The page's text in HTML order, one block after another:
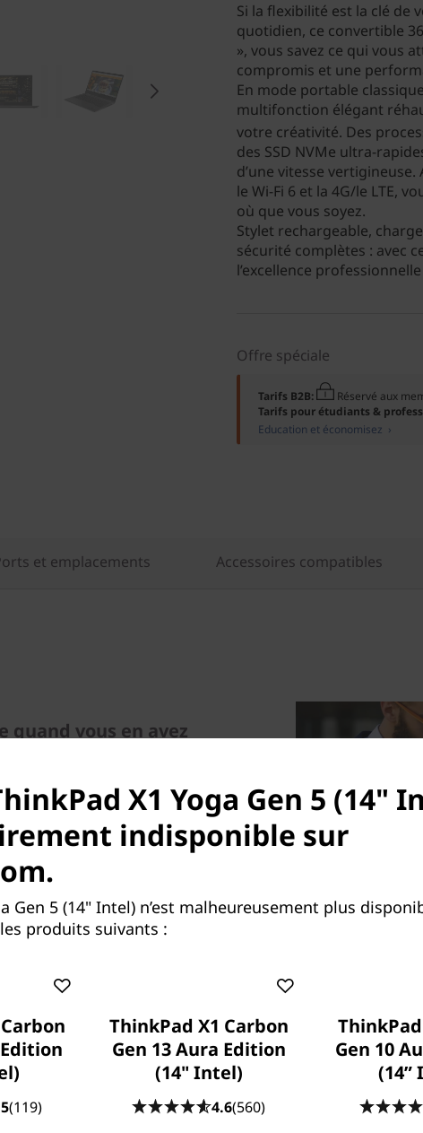
Si la flexibilité est la clé de
quotidien, ce convertible
», vous savez ce qui vous
compromis et une
En mode portable
multifonction élégant
votre créativité. Des
des SSD NVMe ultra-
d’une vitesse vertigineuse.
le Wi-Fi 6 et la 4G/le LTE,
où que vous soyez.
Stylet rechargeable,
sécurité complètes : avec
l’excellence
Offre spéciale
Tarifs B2B: Réservé aux
Tarifs pour étudiants &
Education et économisez ›
et emplacements Accessoires compatibles
quand vous en avez
génération, le X1 Yoga 5e
soit la tâche à effectuer.
souci car l’appareil
vous devez vraiment le
sa batterie de 0 à 80 %
Arrêtez-vous
Le X1 Yoga 5e gén. offre
X1 Yoga Gen 5 (14"
indisponible sur
Gen 5 (14" Intel) n’est malheureusement plus
produits suivants :
(119)
ThinkPad X1 Carbon
Gen 13 Aura Edition
(14" Intel)
4.6(560)
ThinkPad
Gen 10
(14ʺ